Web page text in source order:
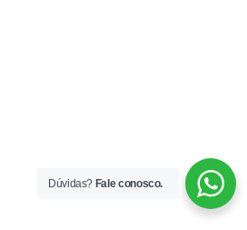
Dúvidas? Fale conosco.